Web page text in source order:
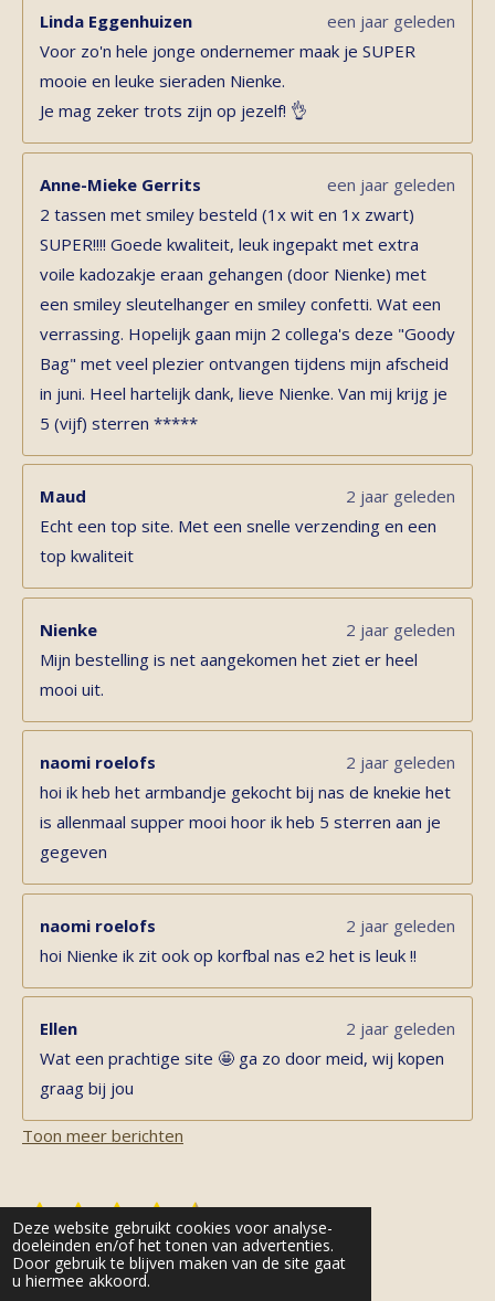
Deze website gebruikt cookies voor analyse-
doeleinden en/of het tonen van advertenties.
Door gebruik te blijven maken van de site gaat
u hiermee akkoord.
Linda Eggenhuizen
een jaar geleden
Voor zo'n hele jonge ondernemer maak je SUPER
mooie en leuke sieraden Nienke.
Je mag zeker trots zijn op jezelf! 👌
Anne-Mieke Gerrits
een jaar geleden
2 tassen met smiley besteld (1x wit en 1x zwart)
SUPER!!!! Goede kwaliteit, leuk ingepakt met extra
voile kadozakje eraan gehangen (door Nienke) met
een smiley sleutelhanger en smiley confetti. Wat een
verrassing. Hopelijk gaan mijn 2 collega's deze "Goody
Bag" met veel plezier ontvangen tijdens mijn afscheid
in juni. Heel hartelijk dank, lieve Nienke. Van mij krijg je
5 (vijf) sterren *****
Maud
2 jaar geleden
Echt een top site. Met een snelle verzending en een
top kwaliteit
Nienke
2 jaar geleden
Mijn bestelling is net aangekomen het ziet er heel
mooi uit.
naomi roelofs
2 jaar geleden
hoi ik heb het armbandje gekocht bij nas de knekie het
is allenmaal supper mooi hoor ik heb 5 sterren aan je
gegeven
naomi roelofs
2 jaar geleden
hoi Nienke ik zit ook op korfbal nas e2 het is leuk !!
Ellen
2 jaar geleden
Wat een prachtige site 🤩 ga zo door meid, wij kopen
graag bij jou
Toon meer berichten
R
a
t
1
s
t
2
s
t
3
s
t
4
s
t
5
s
S
t
e
11 stemmen
© 2022 - 2026 byynienke.nl